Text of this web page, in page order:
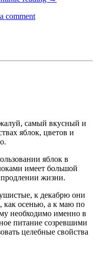
comment
самый вкусный и
яблок, цветов и
яблок в
имеет большой
жизни.
к декабрю они
как осенью, а к маю по
необходимо именно в
питание созревшими
целебные свойства